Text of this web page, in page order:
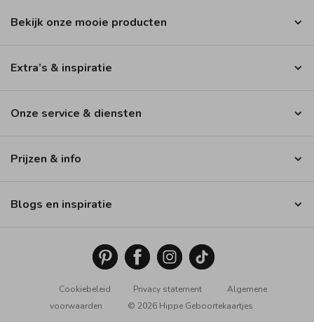
Bekijk onze mooie producten
Extra’s & inspiratie
Onze service & diensten
Prijzen & info
Blogs en inspiratie
Cookiebeleid Privacy statement
Algemene
voorwaarden
© 2026 Hippe Geboortekaartjes